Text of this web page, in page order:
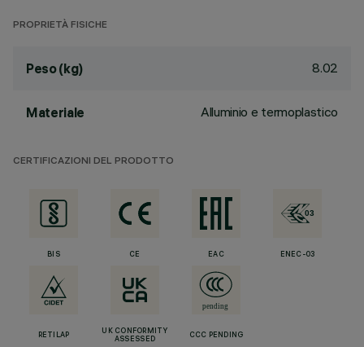
PROPRIETÀ FISICHE
Peso (kg) 8.02
Materiale Alluminio e termoplastico
CERTIFICAZIONI DEL PRODOTTO
BIS CE EAC ENEC-03
RETILAP
UK CONFORMITY
ASSESSED
CCC PENDING